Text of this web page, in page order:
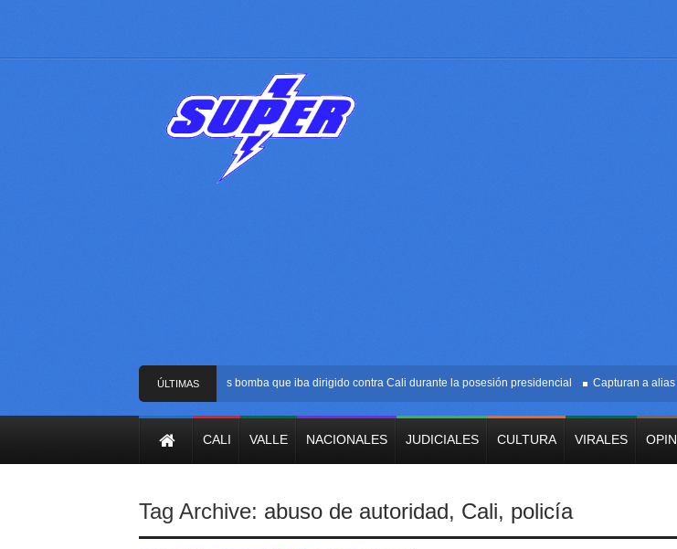
ÚLTIMAS
NOTICIAS
Frustran atentado con bus bomba que iba dirigido contra Cali durante la posesión presidencial Capturan a alias
CALI VALLE NACIONALES JUDICIALES CULTURA VIRALES
Tag Archive: abuso de autoridad, Cali, policía